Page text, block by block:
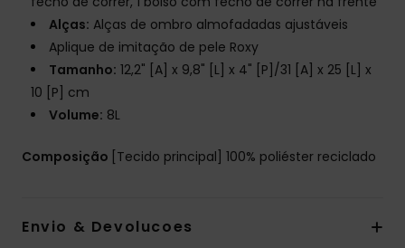
Alças: Alças de ombro almofadadas ajustáveis
Aplique de imitação de pele Roxy
Tamanho: 12,2" [A] x 9,8" [L] x 4" [P]/31 [A] x 25 [L] x
10 [P] cm
Volume: 8L
Composição [Tecido principal] 100% poliéster reciclado
Envio & Devolucoes